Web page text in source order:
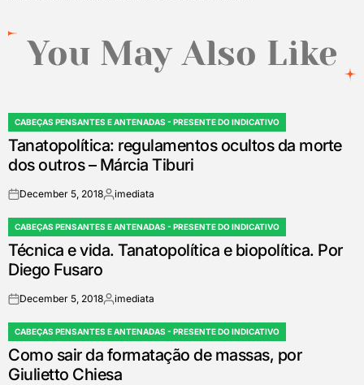
You May Also Like
POSTED
IN
CABEÇAS PENSANTES E ANTENADAS - PRESENTE DO INDICATIVO
Tanatopolítica: regulamentos ocultos da morte
dos outros – Márcia Tiburi
onDecember 5, 2018Posted
imediata
POSTED
IN
CABEÇAS PENSANTES E ANTENADAS - PRESENTE DO INDICATIVO
Técnica e vida. Tanatopolítica e biopolítica. Por
Diego Fusaro
onDecember 5, 2018Posted
imediata
POSTED
IN
CABEÇAS PENSANTES E ANTENADAS - PRESENTE DO INDICATIVO
Como sair da formatação de massas, por
Giulietto Chiesa